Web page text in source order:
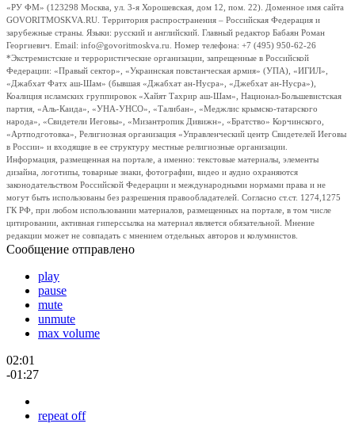
«РУ ФМ» (123298 Москва, ул. 3-я Хорошевская, дом 12, пом. 22). Доменное имя сайта
GOVORITMOSKVA.RU. Территория распространения – Российская Федерация и
зарубежные страны. Языки: русский и английский. Главный редактор Бабаян Роман
Георгиевич. Email: info@govoritmoskva.ru. Номер телефона: +7 (495) 950-62-26
*Экстремистские и террористические организации, запрещенные в Российской
Федерации: «Правый сектор», «Украинская повстанческая армия» (УПА), «ИГИЛ»,
«Джабхат Фатх аш-Шам» (бывшая «Джабхат ан-Нусра», «Джебхат ан-Нусра»),
Коалиция исламских группировок «Хайят Тахрир аш-Шам», Национал-Большевистская
партия, «Аль-Каида», «УНА-УНСО», «Талибан», «Меджлис крымско-татарского
народа», «Свидетели Иеговы», «Мизантропик Дивижн», «Братство» Корчинского,
«Артподготовка», Религиозная организация «Управленческий центр Свидетелей Иеговы
в России» и входящие в ее структуру местные религиозные организации.
Информация, размещенная на портале, а именно: текстовые материалы, элементы
дизайна, логотипы, товарные знаки, фотографии, видео и аудио охраняются
законодательством Российской Федерации и международными нормами права и не
могут быть использованы без разрешения правообладателей. Согласно ст.ст. 1274,1275
ГК РФ, при любом использовании материалов, размещенных на портале, в том числе
цитировании, активная гиперссылка на материал является обязательной. Мнение
редакции может не совпадать с мнением отдельных авторов и колумнистов.
Сообщение отправлено
play
pause
mute
unmute
max volume
02:01
-01:27
repeat off